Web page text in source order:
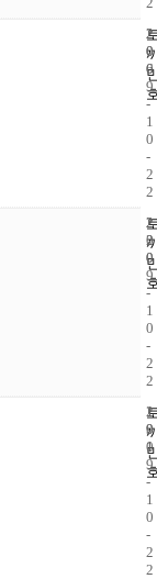
2
0
6
2
0
0
9
-
1
0
-
2
2
2
2
0
2
0
0
9
-
1
0
-
2
2
1
9
1
2
0
0
9
-
1
0
-
2
2